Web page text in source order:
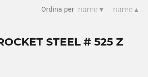
Ordina per name ▾ name ▴
STEEL # 525 Z